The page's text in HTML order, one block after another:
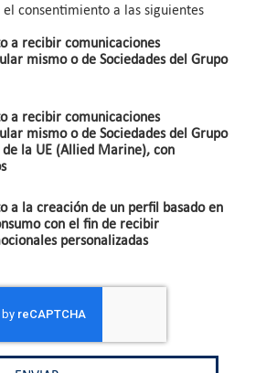
consentimiento a las siguientes
a recibir comunicaciones
mismo o de Sociedades del Grupo
a recibir comunicaciones
mismo o de Sociedades del Grupo
la UE (Allied Marine), con
a la creación de un perfil basado en
con el fin de recibir
personalizadas